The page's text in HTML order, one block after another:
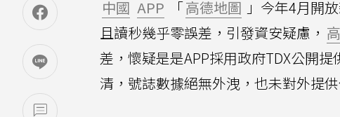
中國 APP 「高德地圖 」今年4月開
且讀秒幾乎零誤差，引發資安疑慮，
差，懷疑是是APP採用政府TDX公開
清，號誌數據絕無外洩，也未對外提